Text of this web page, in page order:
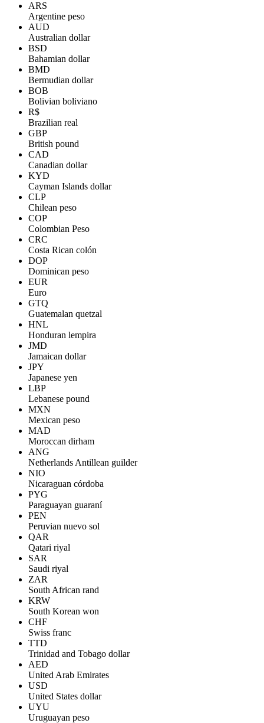
ARS
Argentine peso
AUD
Australian dollar
BSD
Bahamian dollar
BMD
Bermudian dollar
BOB
Bolivian boliviano
R$
Brazilian real
GBP
British pound
CAD
Canadian dollar
KYD
Cayman Islands dollar
CLP
Chilean peso
COP
Colombian Peso
CRC
Costa Rican colón
DOP
Dominican peso
EUR
Euro
GTQ
Guatemalan quetzal
HNL
Honduran lempira
JMD
Jamaican dollar
JPY
Japanese yen
LBP
Lebanese pound
MXN
Mexican peso
MAD
Moroccan dirham
ANG
Netherlands Antillean guilder
NIO
Nicaraguan córdoba
PYG
Paraguayan guaraní
PEN
Peruvian nuevo sol
QAR
Qatari riyal
SAR
Saudi riyal
ZAR
South African rand
KRW
South Korean won
CHF
Swiss franc
TTD
Trinidad and Tobago dollar
AED
United Arab Emirates
USD
United States dollar
UYU
Uruguayan peso